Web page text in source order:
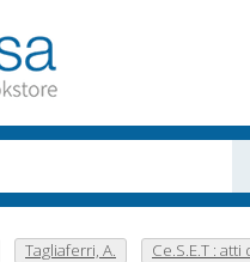
Tagliaferri, A. Ce.S.E.T : atti